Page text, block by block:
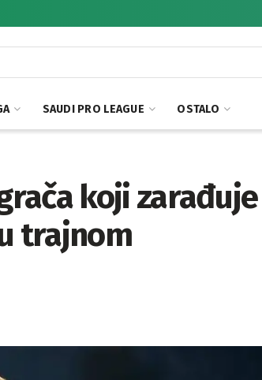
SAUDI PRO LEAGUE OSTALO
koji zarađuje
trajnom